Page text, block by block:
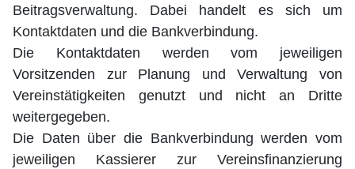
Beitragsverwaltung. Dabei handelt es sich um
Kontaktdaten und die Bankverbindung.
Die Kontaktdaten werden vom jeweiligen
Vorsitzenden zur Planung und Verwaltung von
Vereinstätigkeiten genutzt und nicht an Dritte
weitergegeben.
Die Daten über die Bankverbindung werden vom
jeweiligen Kassierer zur Vereinsfinanzierung